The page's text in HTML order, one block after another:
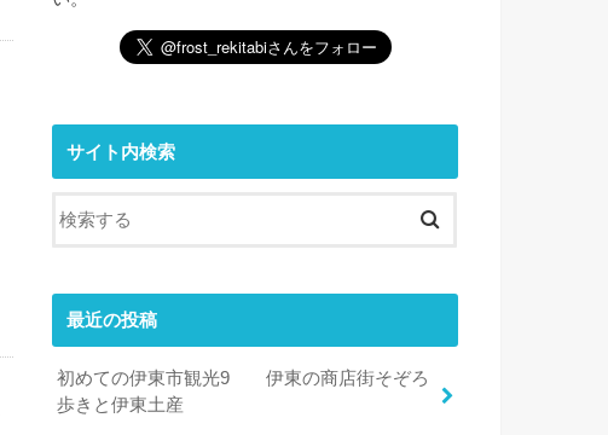
サイト内検索
最近の投稿
初めての伊東市観光9 伊東の商店街そぞろ
歩きと伊東土産